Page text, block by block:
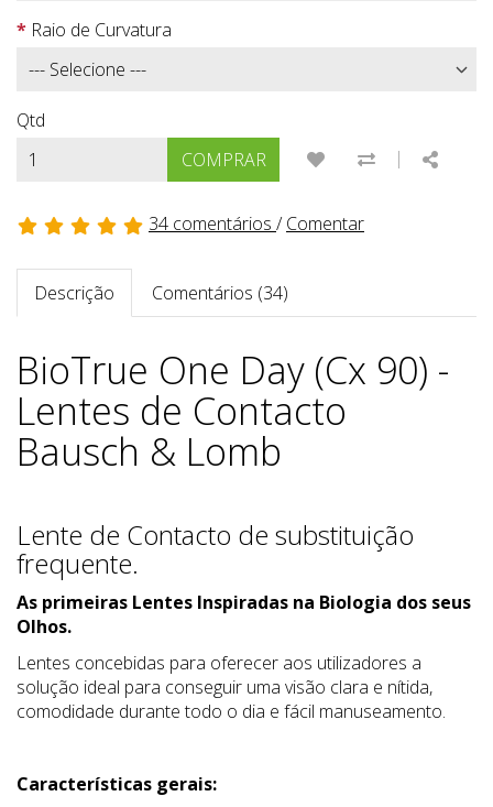
Raio de Curvatura
Qtd
COMPRAR
ADICIONAR À LISTA
COMPARAR
| SHARE
34 comentários /Comentar
Descrição Comentários (34)
BioTrue One Day (Cx 90) -
Lentes de Contacto
Bausch & Lomb
Lente de Contacto de substituição
frequente.
As primeiras Lentes Inspiradas na Biologia dos seus
Olhos.
Lentes concebidas para oferecer aos utilizadores a
solução ideal para conseguir uma visão clara e nítida,
comodidade durante todo o dia e fácil manuseamento.
Características gerais: